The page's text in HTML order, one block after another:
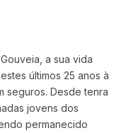
a sua vida
últimos 25 anos à
seguros. Desde tenra
jovens dos
permanecido